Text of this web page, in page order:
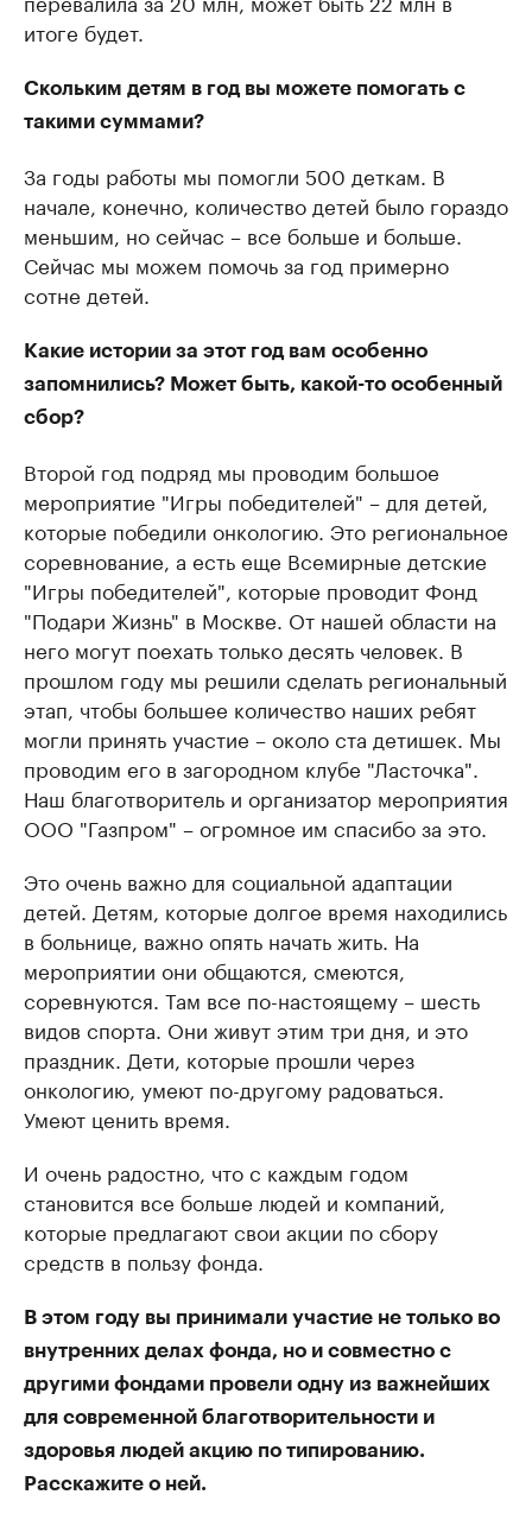
итоге будет.
Скольким детям в год вы можете помогать с
такими суммами?
За годы работы мы помогли 500 деткам. В
начале, конечно, количество детей было гораздо
меньшим, но сейчас – все больше и больше.
Сейчас мы можем помочь за год примерно
сотне детей.
Какие истории за этот год вам особенно
запомнились? Может быть, какой-то особенный
сбор?
Второй год подряд мы проводим большое
мероприятие "Игры победителей" – для детей,
которые победили онкологию. Это региональное
соревнование, а есть еще Всемирные детские
"Игры победителей", которые проводит Фонд
"Подари Жизнь" в Москве. От нашей области на
него могут поехать только десять человек. В
прошлом году мы решили сделать региональный
этап, чтобы большее количество наших ребят
могли принять участие – около ста детишек. Мы
проводим его в загородном клубе "Ласточка".
Наш благотворитель и организатор мероприятия
ООО "Газпром" – огромное им спасибо за это.
Это очень важно для социальной адаптации
детей. Детям, которые долгое время находились
в больнице, важно опять начать жить. На
мероприятии они общаются, смеются,
соревнуются. Там все по-настоящему – шесть
видов спорта. Они живут этим три дня, и это
праздник. Дети, которые прошли через
онкологию, умеют по-другому радоваться.
Умеют ценить время.
И очень радостно, что с каждым годом
становится все больше людей и компаний,
которые предлагают свои акции по сбору
средств в пользу фонда.
В этом году вы принимали участие не только во
внутренних делах фонда, но и совместно с
другими фондами провели одну из важнейших
для современной благотворительности и
здоровья людей акцию по типированию.
Расскажите о ней.